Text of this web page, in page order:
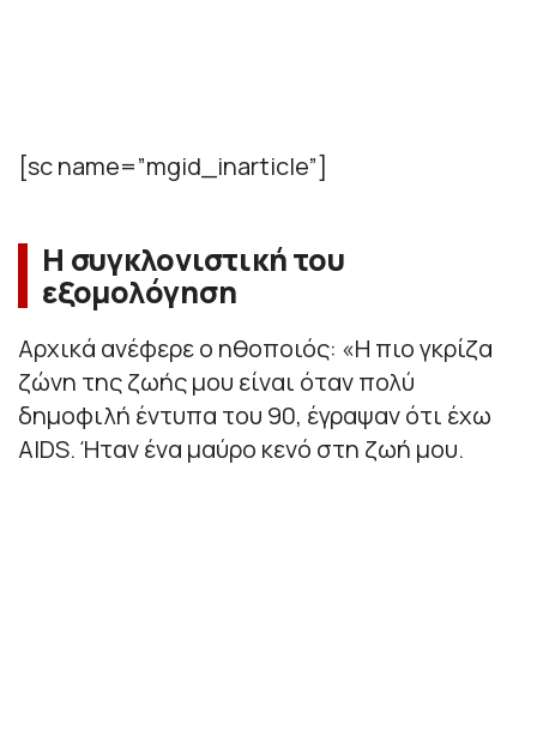
[sc name=”mgid_inarticle”]
Η συγκλονιστική του
εξομολόγηση
Αρχικά ανέφερε ο ηθοποιός: «Η πιο γκρίζα
ζώνη της ζωής μου είναι όταν πολύ
δημοφιλή έντυπα του 90, έγραψαν ότι έχω
AIDS. Ήταν ένα μαύρο κενό στη ζωή μου.